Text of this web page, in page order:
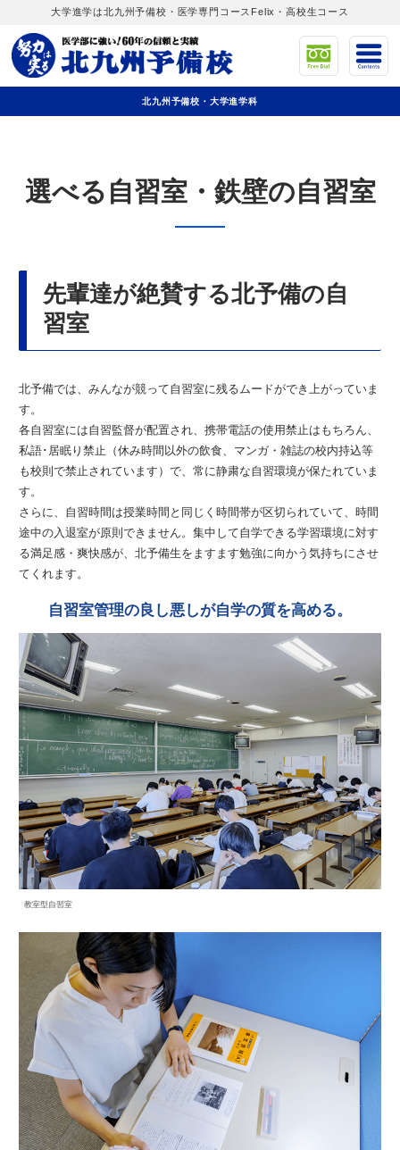
大学進学は北九州予備校・医学専門コースFelix・高校生コース
北九州予備校・大学進学科
選べる自習室・鉄壁の自習室
先輩達が絶賛する北予備の自
習室
北予備では、みんなが競って自習室に残るムードができ上がっていま
す。
各自習室には自習監督が配置され、携帯電話の使用禁止はもちろん、
私語･居眠り禁止（休み時間以外の飲食、マンガ・雑誌の校内持込等
も校則で禁止されています）で、常に静粛な自習環境が保たれていま
す。
さらに、自習時間は授業時間と同じく時間帯が区切られていて、時間
途中の入退室が原則できません。集中して自学できる学習環境に対す
る満足感・爽快感が、北予備生をますます勉強に向かう気持ちにさせ
てくれます。
自習室管理の良し悪しが自学の質を高める。
教室型自習室